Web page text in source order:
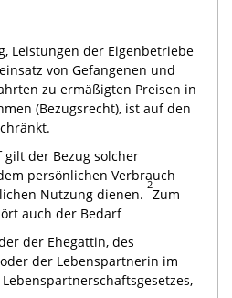
Leistungen der Eigenbetriebe
von Gefangenen und
zu ermäßigten Preisen in
(Bezugsrecht), ist auf den
gilt der Bezug solcher
persönlichen Verbrauch
Nutzung dienen.
2
Zum
auch der Bedarf
der Ehegattin, des
der Lebenspartnerin im